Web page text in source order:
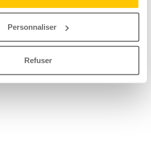
Personnaliser
Refuser